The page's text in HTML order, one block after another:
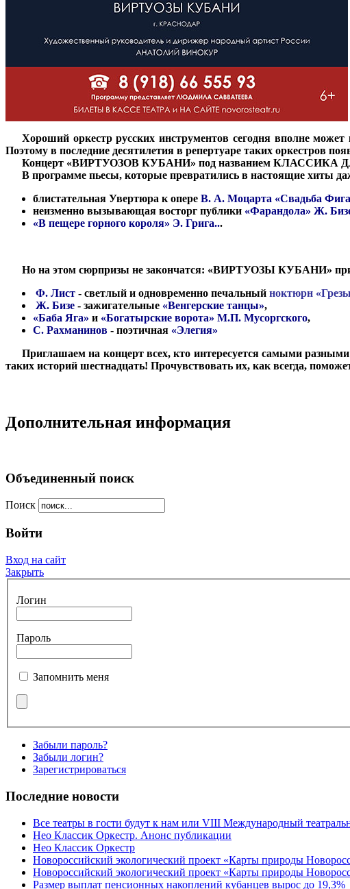
Хороший оркестр русских инструментов сегодня вполне
Поэтому в последние десятилетия в репертуаре таких оркестров
Концерт «ВИРТУОЗОВ КУБАНИ» под названием КЛАССИКА
В программе пьесы, которые превратились в настоящие хиты
блистательная Увертюра к опере В. А. Моцарта «Свадьба
неизменно вызывающая восторг публики «Фарандола» Ж.
«В пещере горного короля» Э. Грига...
Но на этом сюрпризы не закончатся: «ВИРТУОЗЫ КУБАНИ»
Ф. Лист - светлый и одновременно печальный ноктюрн
Ж. Бизе - зажигательные «Венгерские танцы»,
«Баба Яга» и «Богатырские ворота» М.П. Мусоргского,
С. Рахманинов - поэтичная «Элегия»
Приглашаем на концерт всех, кто интересуется самыми
таких историй шестнадцать! Прочувствовать их, как всегда,
Дополнительная информация
Объединенный поиск
Поиск
Войти
Вход на сайт
Закрыть
Логин
Пароль
Запомнить меня
Забыли пароль?
Забыли логин?
Зарегистрироваться
Последние новости
Все театры в гости будут к нам или VIII Международный
Нео Классик Оркестр. Анонс публикации
Нео Классик Оркестр
Новороссийский экологический проект «Карты природы
Новороссийский экологический проект «Карты природы
Размер выплат пенсионных накоплений кубанцев вырос до 19,3%